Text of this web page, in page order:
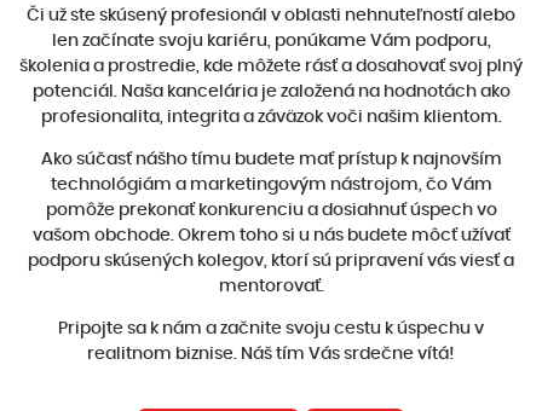
Či už ste skúsený profesionál v oblasti nehnuteľností alebo
len začínate svoju kariéru, ponúkame Vám podporu,
školenia a prostredie, kde môžete rásť a dosahovať svoj plný
potenciál. Naša kancelária je založená na hodnotách ako
profesionalita, integrita a záväzok voči našim klientom.
Ako súčasť nášho tímu budete mať prístup k najnovším
technológiám a marketingovým nástrojom, čo Vám
pomôže prekonať konkurenciu a dosiahnuť úspech vo
vašom obchode. Okrem toho si u nás budete môcť užívať
podporu skúsených kolegov, ktorí sú pripravení vás viesť a
mentorovať.
Pripojte sa k nám a začnite svoju cestu k úspechu v
realitnom biznise. Náš tím Vás srdečne vítá!